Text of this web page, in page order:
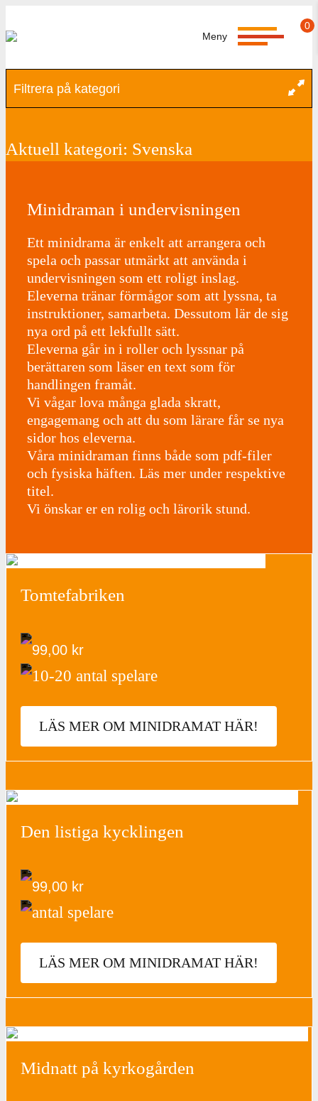
Meny
0
Filtrera på kategori
Aktuell kategori: Svenska
Minidraman i undervisningen
Ett minidrama är enkelt att arrangera och
spela och passar utmärkt att använda i
undervisningen som ett roligt inslag.
Eleverna tränar förmågor som att lyssna, ta
instruktioner, samarbeta. Dessutom lär de sig
nya ord på ett lekfullt sätt.
Eleverna går in i roller och lyssnar på
berättaren som läser en text som för
handlingen framåt.
Vi vågar lova många glada skratt,
engagemang och att du som lärare får se nya
sidor hos eleverna.
Våra minidraman finns både som pdf-filer
och fysiska häften. Läs mer under respektive
titel.
Vi önskar er en rolig och lärorik stund.
Tomtefabriken
99,00 kr
10-20 antal spelare
LÄS MER OM MINIDRAMAT HÄR!
Den listiga kycklingen
99,00 kr
antal spelare
LÄS MER OM MINIDRAMAT HÄR!
Midnatt på kyrkogården